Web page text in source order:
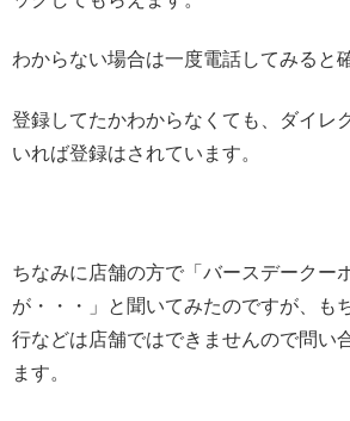
わからない場合は一度電話してみると
登録してたかわからなくても、ダイレ
いれば登録はされています。
ちなみに店舗の方で「バースデークー
が・・・」と聞いてみたのですが、も
行などは店舗ではできませんので問い
ます。